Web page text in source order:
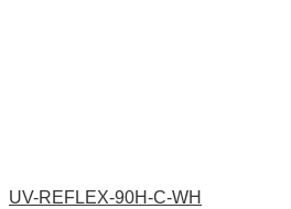
UV-REFLEX-90H-C-WH